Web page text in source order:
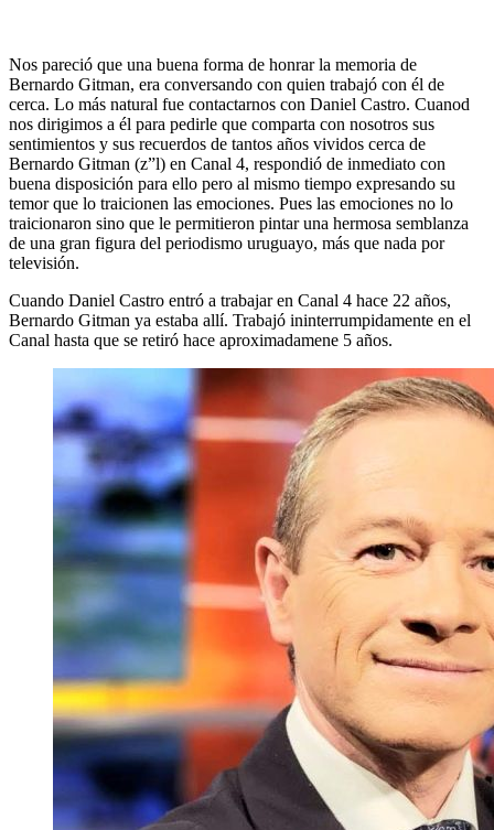
Nos pareció que una buena forma de honrar la memoria de
Bernardo Gitman, era conversando con quien trabajó con él de
cerca. Lo más natural fue contactarnos con Daniel Castro. Cuanod
nos dirigimos a él para pedirle que comparta con nosotros sus
sentimientos y sus recuerdos de tantos años vividos cerca de
Bernardo Gitman (z”l) en Canal 4, respondió de inmediato con
buena disposición para ello pero al mismo tiempo expresando su
temor que lo traicionen las emociones. Pues las emociones no lo
traicionaron sino que le permitieron pintar una hermosa semblanza
de una gran figura del periodismo uruguayo, más que nada por
televisión.
Cuando Daniel Castro entró a trabajar en Canal 4 hace 22 años,
Bernardo Gitman ya estaba allí. Trabajó ininterrumpidamente en el
Canal hasta que se retiró hace aproximadamene 5 años.